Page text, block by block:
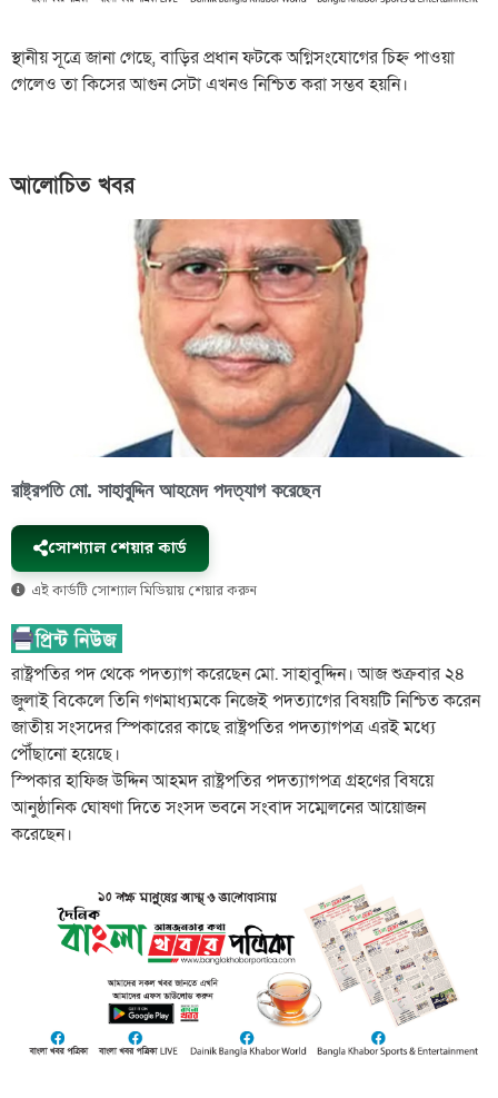
স্থানীয় সূত্রে জানা গেছে, বাড়ির প্রধান ফটকে অগ্নিসংযোগের চিহ্ন পাওয়া
গেলেও তা কিসের আগুন সেটা এখনও নিশ্চিত করা সম্ভব হয়নি।
আলোচিত খবর
রাষ্ট্রপতি মো. সাহাবুদ্দিন আহমেদ পদত্যাগ করেছেন
সোশ্যাল শেয়ার কার্ড
এই কার্ডটি সোশ্যাল মিডিয়ায় শেয়ার করুন
রাষ্ট্রপতির পদ থেকে পদত্যাগ করেছেন মো. সাহাবুদ্দিন। আজ শুক্রবার ২৪
জুলাই বিকেলে তিনি গণমাধ্যমকে নিজেই পদত্যাগের বিষয়টি নিশ্চিত করেন
জাতীয় সংসদের স্পিকারের কাছে রাষ্ট্রপতির পদত্যাগপত্র এরই মধ্যে
পৌঁছানো হয়েছে।
স্পিকার হাফিজ উদ্দিন আহমদ রাষ্ট্রপতির পদত্যাগপত্র গ্রহণের বিষয়ে
আনুষ্ঠানিক ঘোষণা দিতে সংসদ ভবনে সংবাদ সম্মেলনের আয়োজন
করেছেন।